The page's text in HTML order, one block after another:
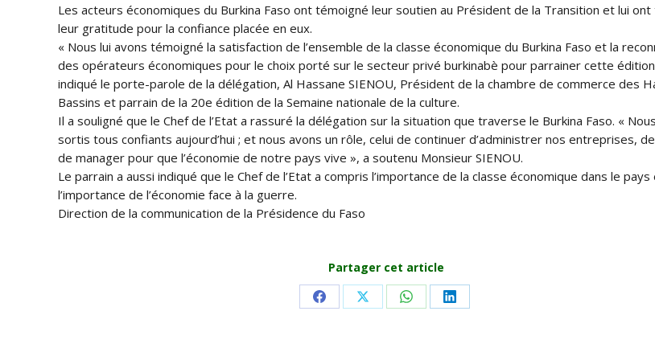
Les acteurs économiques du Burkina Faso ont témoigné leur soutien au Président de la Transition et lui
leur gratitude pour la confiance placée en eux.
« Nous lui avons témoigné la satisfaction de l’ensemble de la classe économique du Burkina Faso et la
des opérateurs économiques pour le choix porté sur le secteur privé burkinabè pour parrainer cette
indiqué le porte-parole de la délégation, Al Hassane SIENOU, Président de la chambre de commerce des
Bassins et parrain de la 20e édition de la Semaine nationale de la culture.
Il a souligné que le Chef de l’Etat a rassuré la délégation sur la situation que traverse le Burkina Faso. «
sortis tous confiants aujourd’hui ; et nous avons un rôle, celui de continuer d’administrer nos entreprises,
de manager pour que l’économie de notre pays vive », a soutenu Monsieur SIENOU.
Le parrain a aussi indiqué que le Chef de l’Etat a compris l’importance de la classe économique dans le pays
l’importance de l’économie face à la guerre.
Direction de la communication de la Présidence du Faso
Partager cet article
Share Share Share Share